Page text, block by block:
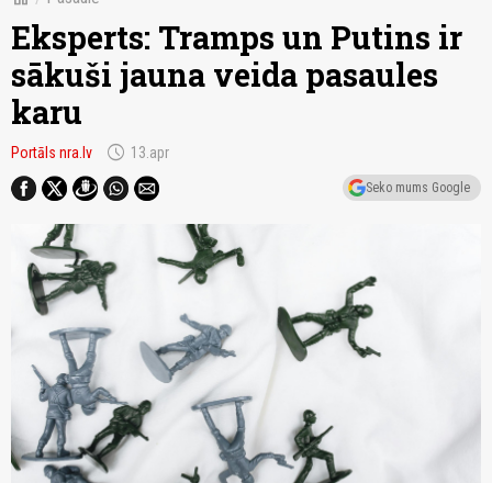
Eksperts: Tramps un Putins ir
sākuši jauna veida pasaules
karu
Portāls nra.lv schedule 13.apr
Seko mums Google